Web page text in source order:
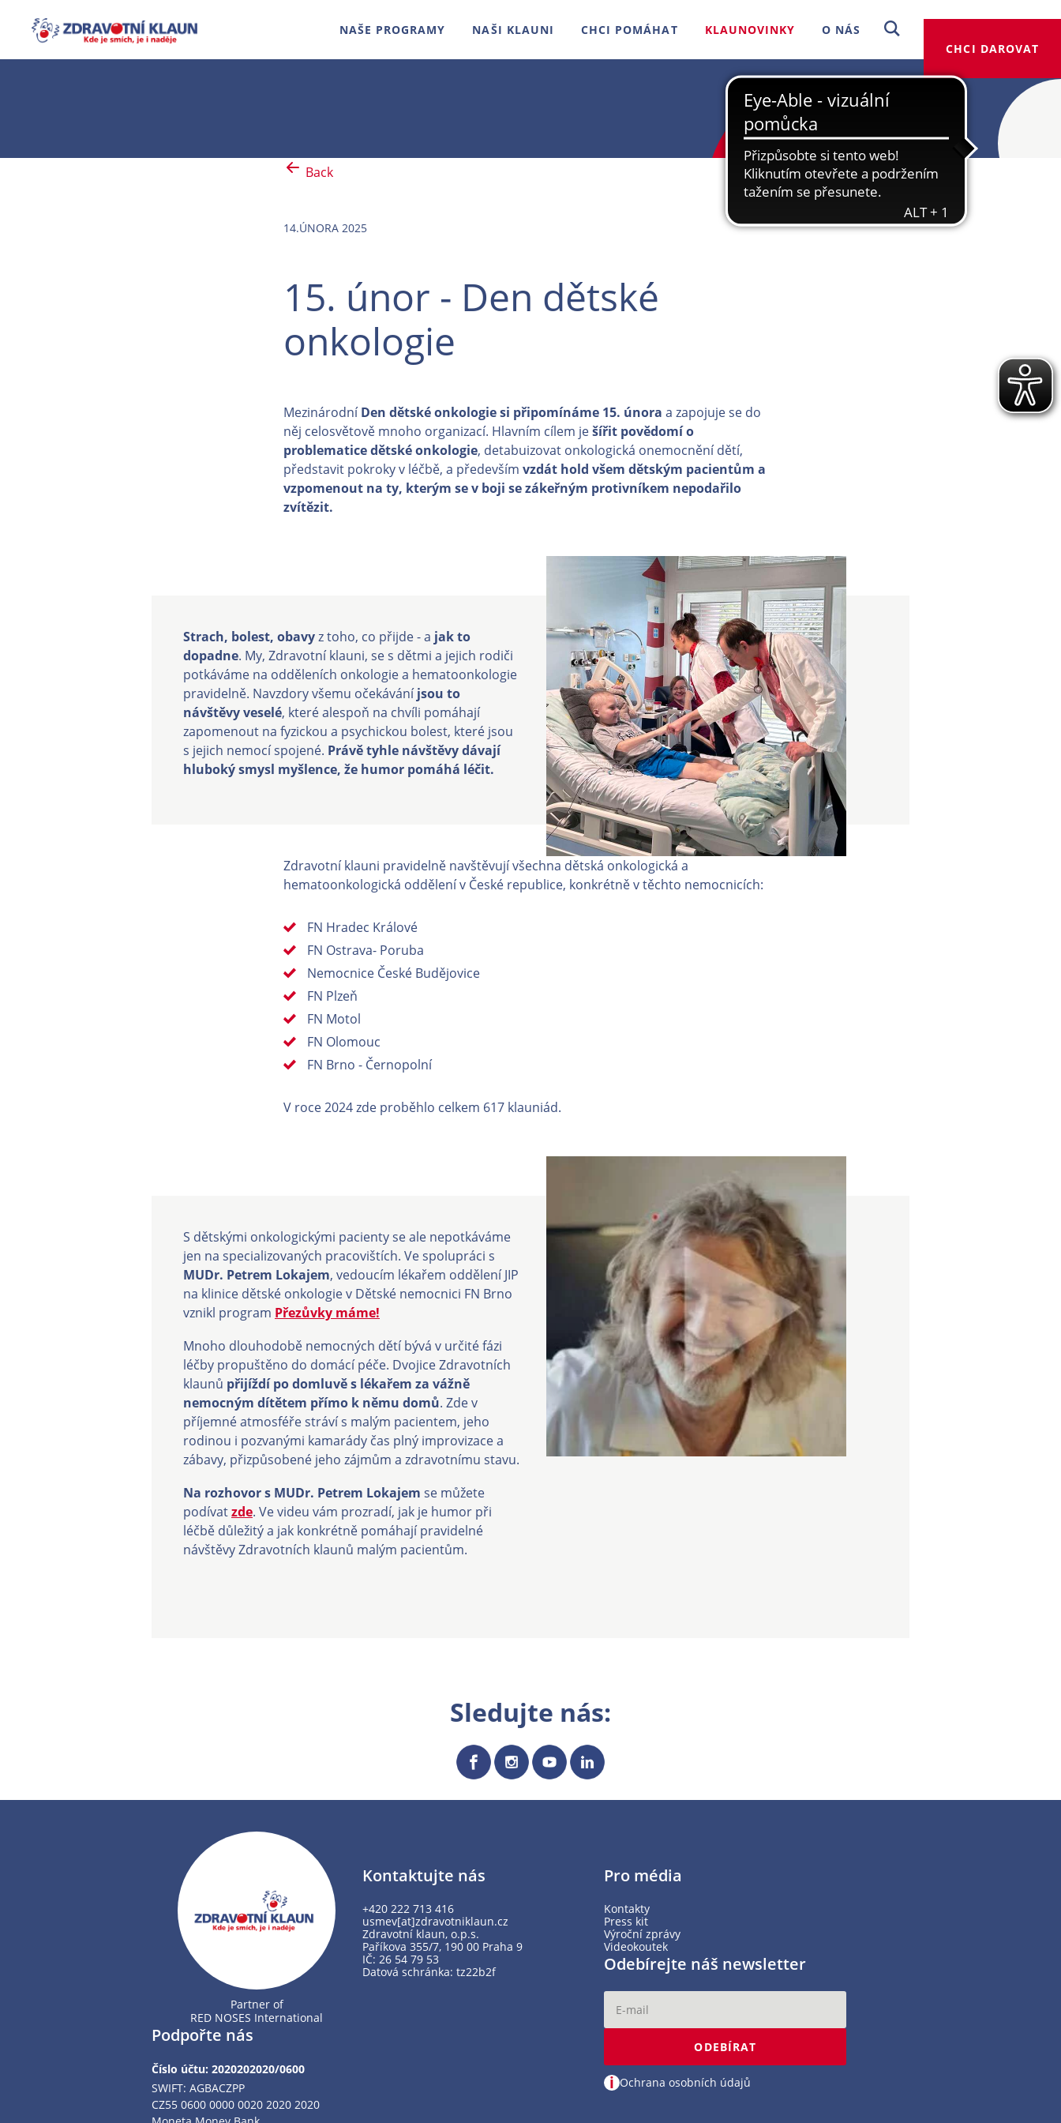
CHCI DAROVAT
NAŠE PROGRAMY NAŠI KLAUNI CHCI POMÁHAT KLAUNOVINKY O NÁS
Back
14.ÚNORA 2025
15. únor - Den dětské
onkologie
MezinárodníDen dětské onkologie si připomínáme 15. února a zapojuje se do
něj celosvětově mnoho organizací. Hlavním cílem ješířit povědomí o
problematice dětské onkologie, detabuizovat onkologická onemocnění dětí,
představit pokroky v léčbě, a především vzdát hold všem dětským pacientům a
vzpomenout na ty, kterým se v boji se zákeřným protivníkem nepodařilo
zvítězit.
Strach, bolest, obavyz toho, co přijde - a jak to
dopadne. My, Zdravotní klauni, se s dětmi a jejich rodiči
potkáváme na odděleních onkologie a hematoonkologie
pravidelně. Navzdory všemu očekáváníjsou to
návštěvy veselé, které alespoň na chvíli pomáhají
zapomenout na fyzickou a psychickou bolest, které jsou
s jejich nemocí spojené. Právě tyhle návštěvy dávají
hluboký smysl myšlence, že humor pomáhá léčit.
Zdravotní klauni pravidelně navštěvují všechna dětská onkologická a
hematoonkologická oddělení v České republice, konkrétně v těchto nemocnicích:
FN Hradec Králové
FN Ostrava- Poruba
Nemocnice České Budějovice
FN Plzeň
FN Motol
FN Olomouc
FN Brno - Černopolní
V roce 2024 zde proběhlo celkem 617 klauniád.
S dětskými onkologickými pacienty se ale nepotkáváme
jen na specializovaných pracovištích. Ve spolupráci s
MUDr. Petrem Lokajem, vedoucím lékařem oddělení JIP
na klinice dětské onkologie v Dětské nemocnici FN Brno
vznikl program Přezůvky máme!
Mnoho dlouhodobě nemocných dětí bývá v určité fázi
léčby propuštěno do domácí péče. Dvojice Zdravotních
klaunů přijíždí po domluvě s lékařem za vážně
nemocným dítětem přímo k němu domů. Zde v
příjemné atmosféře stráví s malým pacientem, jeho
rodinou i pozvanými kamarády čas plný improvizace a
zábavy, přizpůsobené jeho zájmům a zdravotnímu stavu.
Na rozhovor s MUDr. Petrem Lokajem se můžete
podívatzde. Ve videu vám prozradí, jak je humor při
léčbě důležitý a jak konkrétně pomáhají pravidelné
návštěvy Zdravotních klaunů malým pacientům.
Sledujte nás:
Partner of
RED NOSES International
Podpořte nás
Číslo účtu: 2020202020/0600
SWIFT: AGBACZPP
CZ55 0600 0000 0020 2020 2020
Kontaktujte nás
+420 222 713 416
usmev[at]zdravotniklaun.cz
Zdravotní klaun, o.p.s.
Paříkova 355/7, 190 00 Praha 9
IČ: 26 54 79 53
Datová schránka: tz22b2f
Pro média
Kontakty
Press kit
Výroční zprávy
Videokoutek
Odebírejte náš newsletter
ODEBÍRAT
i Ochrana osobních údajů